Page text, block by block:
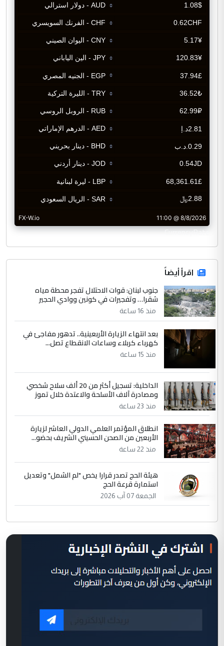
CurrencyRate
اقرأ أيضاً
جنوب لبنان: قوات الاحتلال تفجر محطة مياه
شقرا… وتفجيرات في كونين ووادي الحجير
منذ 16 ساعة
بعد انتهاء الزيارة الأربعينية.. تدهور مفاجئ في
كهرباء كربلاء وساعات الانقطاع تصل...
منذ 15 ساعة
الداخلية: تسجيل أكثر من 20 ألف سلاح شخصي
ومصادرة آلاف الأسلحة والاعتدة خلال تموز
منذ 23 ساعة
انطلاق المؤتمر العلمي الدولي العاشر لزيارة
الأربعين من الصحن الحسيني الشريف بحضو...
منذ 22 ساعة
هيئة الحج تصدر قرارا يخص "لم الشمل" وتعديل
استمارة قرعة الحج
الجمعة 07 آب 2026